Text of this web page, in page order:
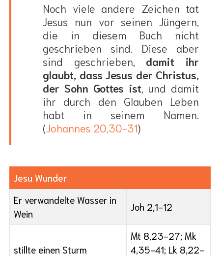
Noch viele andere Zeichen tat
Jesus nun vor seinen Jüngern,
die in diesem Buch nicht
geschrieben sind. Diese aber
sind geschrieben, damit ihr
glaubt, dass Jesus der Christus,
der Sohn Gottes ist, und damit
ihr durch den Glauben Leben
habt in seinem Namen.
( Johannes 20,30-31)
Jesu Wunder
Er verwandelte Wasser in
Wein
Joh 2,1-12
stillte einen Sturm
Mt 8,23-27; Mk
4,35-41; Lk 8,22-